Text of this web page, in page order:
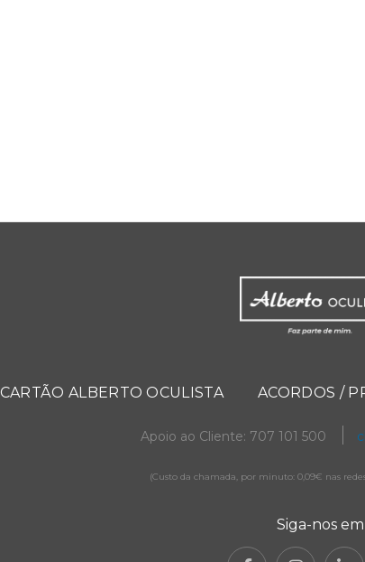
CARTÃO ALBERTO OCULISTA ACORDOS /
Apoio ao Cliente: 707 101 500
(Custo da chamada, por minuto: 0,09€ nas
Siga-nos em